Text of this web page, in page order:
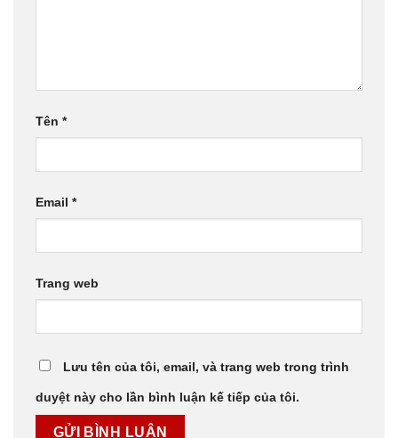
Tên *
Email *
Trang web
Lưu tên của tôi, email, và trang web trong trình
duyệt này cho lần bình luận kế tiếp của tôi.